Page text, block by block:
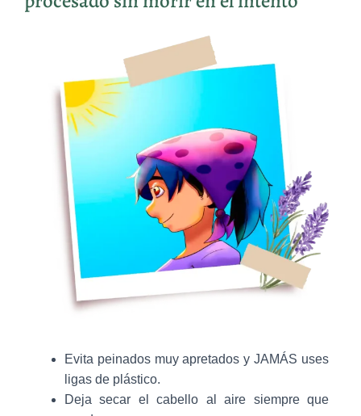
Evita peinados muy apretados y JAMÁS uses
ligas de plástico.
Deja secar el cabello al aire siempre que